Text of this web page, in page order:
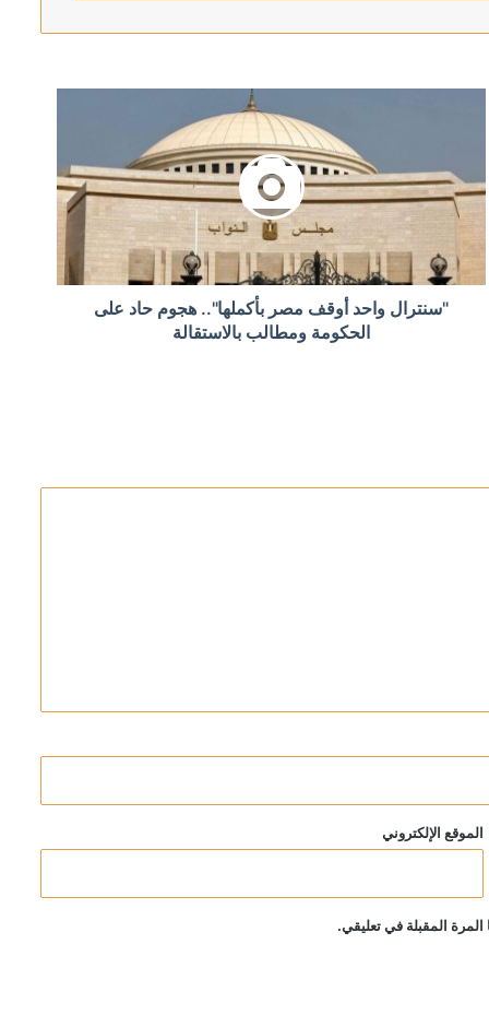
"سنترال واحد أوقف مصر بأكملها".. هجوم حاد على
الحكومة ومطالب بالاستقالة
الموقع الإلكتروني
المقبلة في تعليقي.